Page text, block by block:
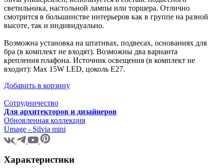
светильника, настольной лампы или торшера. Отлично
смотрится в большинстве интерьеров как в группе на разной
высоте, так и индивидуально.
Возможна установка на штативах, подвесах, основаниях для
бра (в комплект не входят). Возможны два варианта
крепления плафона. Источник освещения (в комплект не
входит): Max 15W LED, цоколь E27.
Добавить в корзину
Сотрудничество
Для архитекторов и дизайнеров
Обновленная коллекция
Umage - Silvia mini
Характеристики